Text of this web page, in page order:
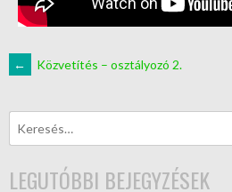
← Közvetítés – osztályozó 2.
LEGUTÓBBI BEJEGYZÉSEK